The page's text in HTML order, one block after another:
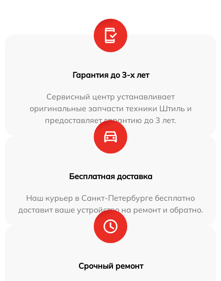
Гарантия до 3-х лет
Сервисный центр устанавливает
оригинальные запчасти техники Штиль и
предоставляет гарантию до 3 лет.
Бесплатная доставка
Наш курьер в Санкт-Петербурге бесплатно
доставит ваше устройство на ремонт и обратно.
Срочный ремонт